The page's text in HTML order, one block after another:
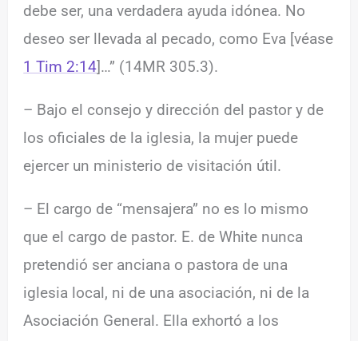
debe ser, una verdadera ayuda idónea. No
deseo ser llevada al pecado, como Eva [véase
1 Tim 2:14]…” (14MR 305.3).
– Bajo el consejo y dirección del pastor y de
los oficiales de la iglesia, la mujer puede
ejercer un ministerio de visitación útil.
– El cargo de “mensajera” no es lo mismo
que el cargo de pastor. E. de White nunca
pretendió ser anciana o pastora de una
iglesia local, ni de una asociación, ni de la
Asociación General. Ella exhortó a los